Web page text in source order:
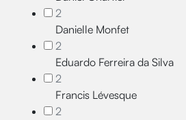
2
Danielle Monfet
2
Eduardo Ferreira da Silva
2
Francis Lévesque
2